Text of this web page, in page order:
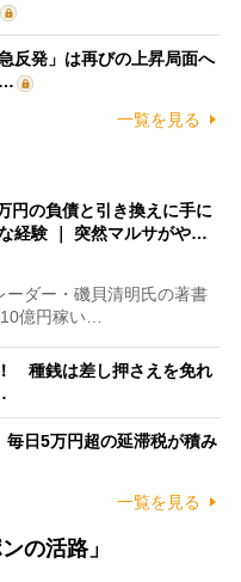
反発」は再びの上昇局面へ
…
一覧を見る
円の負債と引き換えに手に
経験 ｜ 突然マルサがや…
ダー・磯貝清明氏の著書
億円稼い…
種銭は差し押さえを免れ
日5万円超の延滞税が積み
一覧を見る
の活路」